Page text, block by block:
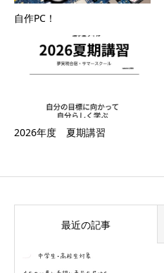
自作PC！
2026年度 夏期講習
最近の記事